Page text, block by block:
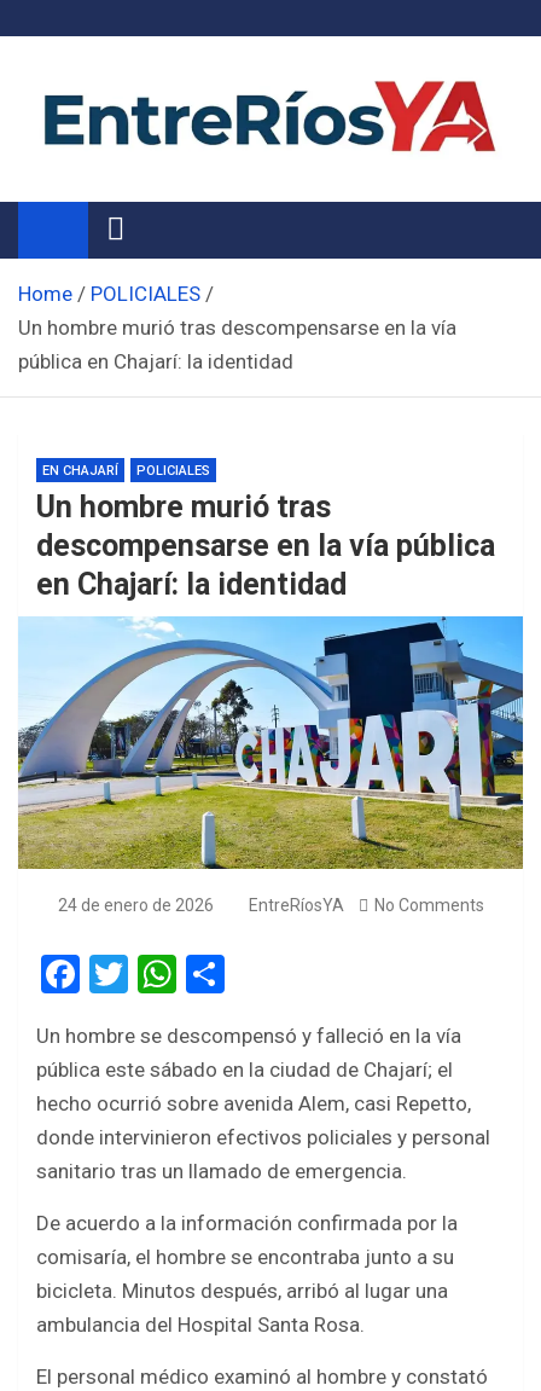
Noticias de Entre Ríos
Información de toda la provincia ahora
Home
POLICIALES
Un hombre murió tras descompensarse en la vía
pública en Chajarí: la identidad
EN CHAJARÍ POLICIALES
Un hombre murió tras
descompensarse en la vía pública
en Chajarí: la identidad
24 de enero de 2026 EntreRíosYA No Comments
F
ce
b
o
o
T
tt
er
W
at
s
A
p
p
ar
e
Un hombre se descompensó y falleció en la vía
pública este sábado en la ciudad de Chajarí; el
hecho ocurrió sobre avenida Alem, casi Repetto,
donde intervinieron efectivos policiales y personal
sanitario tras un llamado de emergencia.
De acuerdo a la información confirmada por la
comisaría, el hombre se encontraba junto a su
bicicleta. Minutos después, arribó al lugar una
ambulancia del Hospital Santa Rosa.
El personal médico examinó al hombre y constató